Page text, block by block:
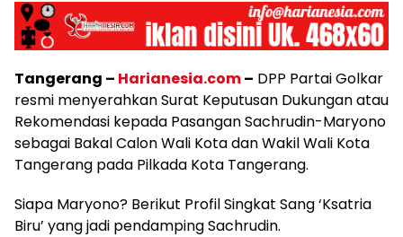
Tangerang – Harianesia.com– DPP Partai Golkar
resmi menyerahkan Surat Keputusan Dukungan atau
Rekomendasi kepada Pasangan Sachrudin-Maryono
sebagai Bakal Calon Wali Kota dan Wakil Wali Kota
Tangerang pada Pilkada Kota Tangerang.
Siapa Maryono? Berikut Profil Singkat Sang ‘Ksatria
Biru’ yang jadi pendamping Sachrudin.